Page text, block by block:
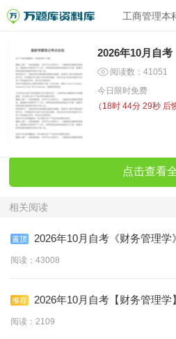
工商管理本
2026年10月自
阅读数：41051
今日限时免费
（ 18时 44分 28秒 后
点击查看
相关阅读
2026年10月自考《财务管理学
阅读：43008
2026年10月自考【财务管理学
阅读：2109